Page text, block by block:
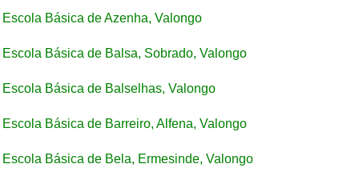
Escola Básica de Azenha, Valongo
Escola Básica de Balsa, Sobrado, Valongo
Escola Básica de Balselhas, Valongo
Escola Básica de Barreiro, Alfena, Valongo
Escola Básica de Bela, Ermesinde, Valongo